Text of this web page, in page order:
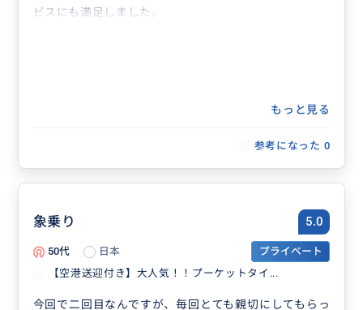
ビスにも満足しました。
もっと見る
参考になった 0
象乗り 5.0
50代 日本
プライベート
【空港送迎付き】大人気！！プーケットタイ...
今回で二回目なんですが、毎回とても親切にしてもらっ